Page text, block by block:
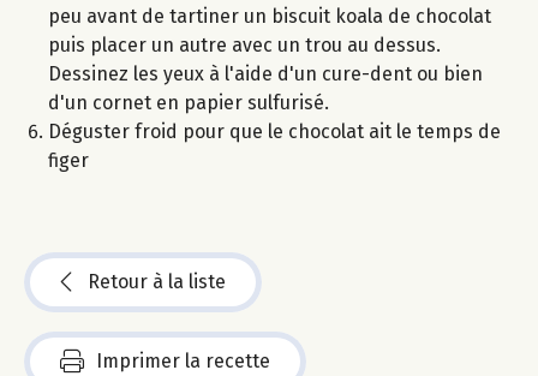
peu avant de tartiner un biscuit koala de chocolat
puis placer un autre avec un trou au dessus.
Dessinez les yeux à l'aide d'un cure-dent ou bien
d'un cornet en papier sulfurisé.
Déguster froid pour que le chocolat ait le temps de
figer
Retour à la liste
Imprimer la recette